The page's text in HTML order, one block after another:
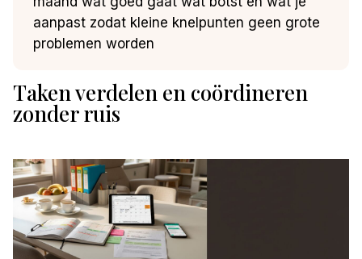
aanpast zodat kleine knelpunten geen grote
problemen worden
Taken verdelen en coördineren
zonder ruis